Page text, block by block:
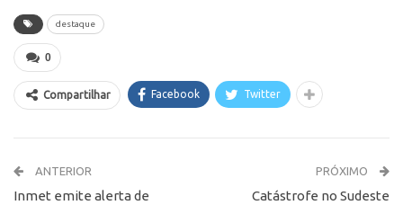
destaque
0
Compartilhar Facebook Twitter
ANTERIOR
Inmet emite alerta de
PRÓXIMO
Catástrofe no Sudeste